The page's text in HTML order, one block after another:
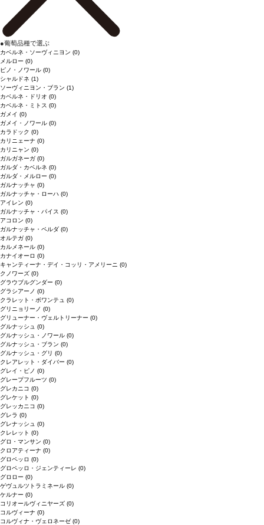
●葡萄品種で選ぶ
カベルネ・ソーヴィニヨン (0)
メルロー (0)
ピノ・ノワール (0)
シャルドネ (1)
ソーヴィニヨン・ブラン (1)
カベルネ・ドリオ (0)
カベルネ・ミトス (0)
ガメイ (0)
ガメイ・ノワール (0)
カラドック (0)
カリニェーナ (0)
カリニャン (0)
ガルガネーガ (0)
ガルダ・カベルネ (0)
ガルダ・メルロー (0)
ガルナッチャ (0)
ガルナッチャ・ローハ (0)
アイレン (0)
ガルナッチャ・パイス (0)
アコロン (0)
ガルナッチャ・ペルダ (0)
オルテガ (0)
カルメネール (0)
カナイオーロ (0)
キャンティーナ・デイ・コッリ・アメリーニ (0)
クノワーズ (0)
グラウブルグンダー (0)
グラシアーノ (0)
クラレット・ボワンテュ (0)
グリニョリーノ (0)
グリューナー・ヴェルトリーナー (0)
グルナッシュ (0)
グルナッシュ・ノワール (0)
グルナッシュ・ブラン (0)
グルナッシュ・グリ (0)
クレアレット・ダイバー (0)
グレイ・ピノ (0)
グレープフルーツ (0)
グレカニコ (0)
グレケット (0)
グレッカニコ (0)
グレラ (0)
グレナッシュ (0)
クレレット (0)
グロ・マンサン (0)
クロアティーナ (0)
グロペッロ (0)
グロペッロ・ジェンティーレ (0)
グロロー (0)
ゲヴュルツトラミネール (0)
ケルナー (0)
コリオールヴィニヤーズ (0)
コルヴィーナ (0)
コルヴィナ・ヴェロネーゼ (0)